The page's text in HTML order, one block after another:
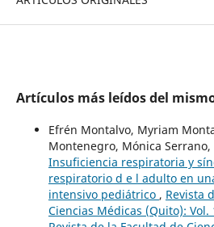
Artículos más leídos del
Efrén Montalvo, Myriam
Montenegro, Mónica Serrano,
Insuficiencia respiratoria y
respiratorio d e l adulto en
intensivo pediátrico , Revista
Ciencias Médicas (Quito): Vol.